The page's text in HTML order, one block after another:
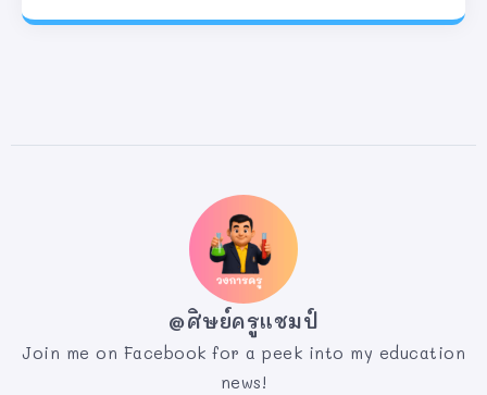
@ศิษย์ครูแชมป์
Join me on Facebook for a peek into my education
news!